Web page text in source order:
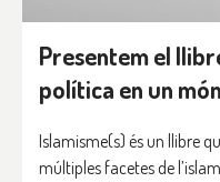
Presentem el
política en un
Islamisme(s) és un llibre
múltiples facetes de